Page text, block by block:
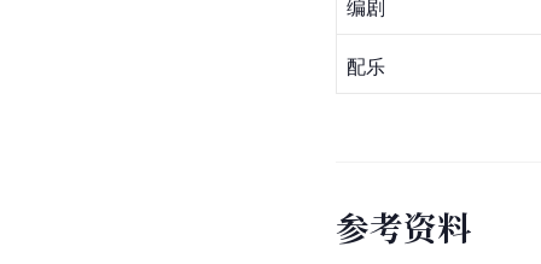
编剧
配乐
参考资料